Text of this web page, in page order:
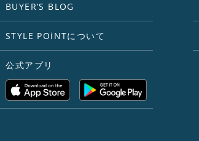
STYLE POiNTについて
BUYER’S BLOG
公式アプリ